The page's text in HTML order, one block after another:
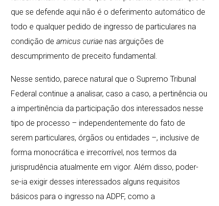
que se defende aqui não é o deferimento automático de
todo e qualquer pedido de ingresso de particulares na
condição deamicus curiae nas arguições de
descumprimento de preceito fundamental.
Nesse sentido, parece natural que o Supremo Tribunal
Federal continue a analisar, caso a caso, a pertinência ou
a impertinência da participação dos interessados nesse
tipo de processo – independentemente do fato de
serem particulares, órgãos ou entidades –, inclusive de
forma monocrática e irrecorrível, nos termos da
jurisprudência atualmente em vigor. Além disso, poder-
se-ia exigir desses interessados alguns requisitos
básicos para o ingresso na ADPF, como a